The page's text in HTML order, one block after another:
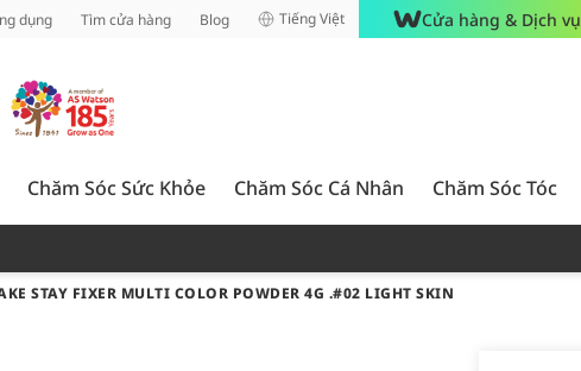
dụng Tìm cửa hàng Blog Tiếng Việt Cửa hàng & Dịch vụ
Chăm Sóc Sức Khỏe Chăm Sóc Cá Nhân Chăm Sóc Tóc
STAY FIXER MULTI COLOR POWDER 4G .#02 LIGHT SKIN